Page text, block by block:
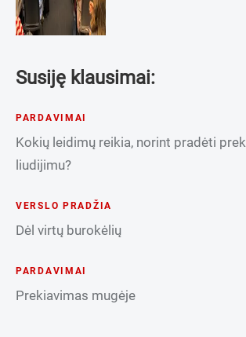
Susiję klausimai:
PARDAVIMAI
Kokių leidimų reikia, norint pradėti
liudijimu?
VERSLO PRADŽIA
Dėl virtų burokėlių
PARDAVIMAI
Prekiavimas mugėje